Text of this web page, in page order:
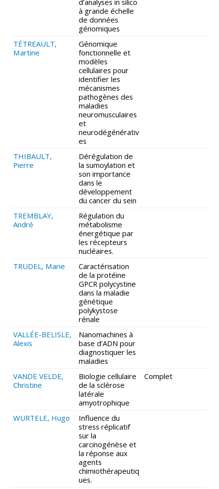
à grande échelle
de données
génomiques
TÉTREAULT,
Martine
Génomique
fonctionnelle et
modèles
cellulaires pour
identifier les
mécanismes
pathogènes des
maladies
neuromusculaires
et
neurodégénérativ
es
THIBAULT,
Pierre
Dérégulation de
la sumoylation et
son importance
dans le
développement
du cancer du sein
TREMBLAY,
André
Régulation du
métabolisme
énergétique par
les récepteurs
nucléaires.
TRUDEL, Marie
Caractérisation
de la protéine
GPCR polycystine
dans la maladie
génétique
polykystose
rénale
VALLÉE-BELISLE,
Alexis
Nanomachines à
base d’ADN pour
diagnostiquer les
maladies
VANDE VELDE,
Christine
Biologie cellulaire
de la sclérose
latérale
amyotrophique
Complet
WURTELE, Hugo
Influence du
stress réplicatif
sur la
carcinogénèse et
la réponse aux
agents
chimiothérapeutiq
ues.